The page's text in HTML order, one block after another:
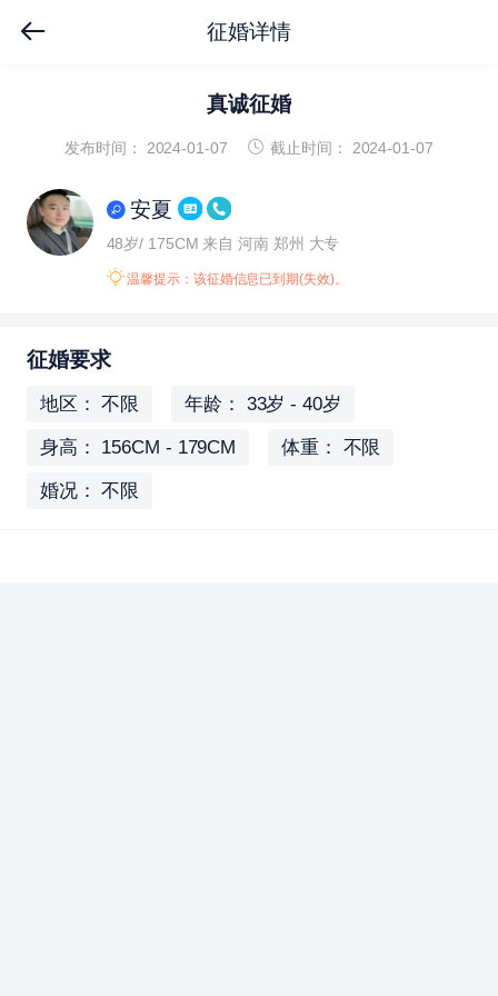
征婚详情
真诚征婚
发布时间： 2024-01-07 截止时间： 2024-01-07
安夏
48岁/ 175CM 来自 河南 郑州 大专
温馨提示：该征婚信息已到期(失效)。
征婚要求
地区： 不限 年龄： 33岁 - 40岁
身高： 156CM - 179CM 体重： 不限
婚况： 不限